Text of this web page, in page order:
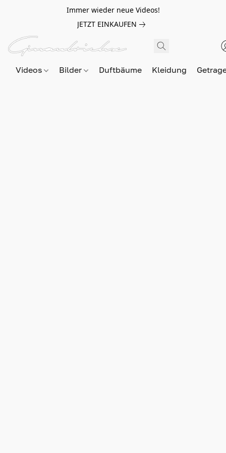
Immer wieder neue Videos!
JETZT EINKAUFEN
Videos Bilder Duftbäume Kleidung